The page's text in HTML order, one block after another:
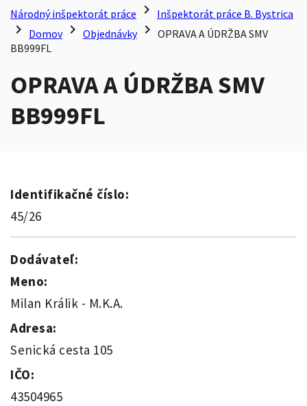
Národný inšpektorát práce chevron_right Inšpektorát práce B. Bystrica
chevron_right Domov chevron_right Objednávky chevron_right OPRAVA A ÚDRŽBA SMV
BB999FL
OPRAVA A ÚDRŽBA SMV
BB999FL
Identifikačné číslo:
45/26
Dodávateľ:
Meno:
Milan Králik - M.K.A.
Adresa:
Senická cesta 105
IČO:
43504965